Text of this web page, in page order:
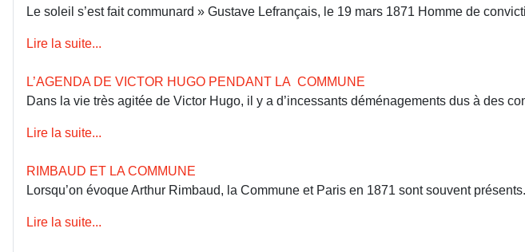
Le soleil s’est fait communard » Gustave Lefrançais, le 19 mars 1871 Homme de
Lire la suite...
L’AGENDA DE VICTOR HUGO PENDANT LA COMMUNE
Dans la vie très agitée de Victor Hugo, il y a d’incessants déménagements dus à des
Lire la suite...
RIMBAUD ET LA COMMUNE
Lorsqu’on évoque Arthur Rimbaud, la Commune et Paris en 1871 sont souvent
Lire la suite...